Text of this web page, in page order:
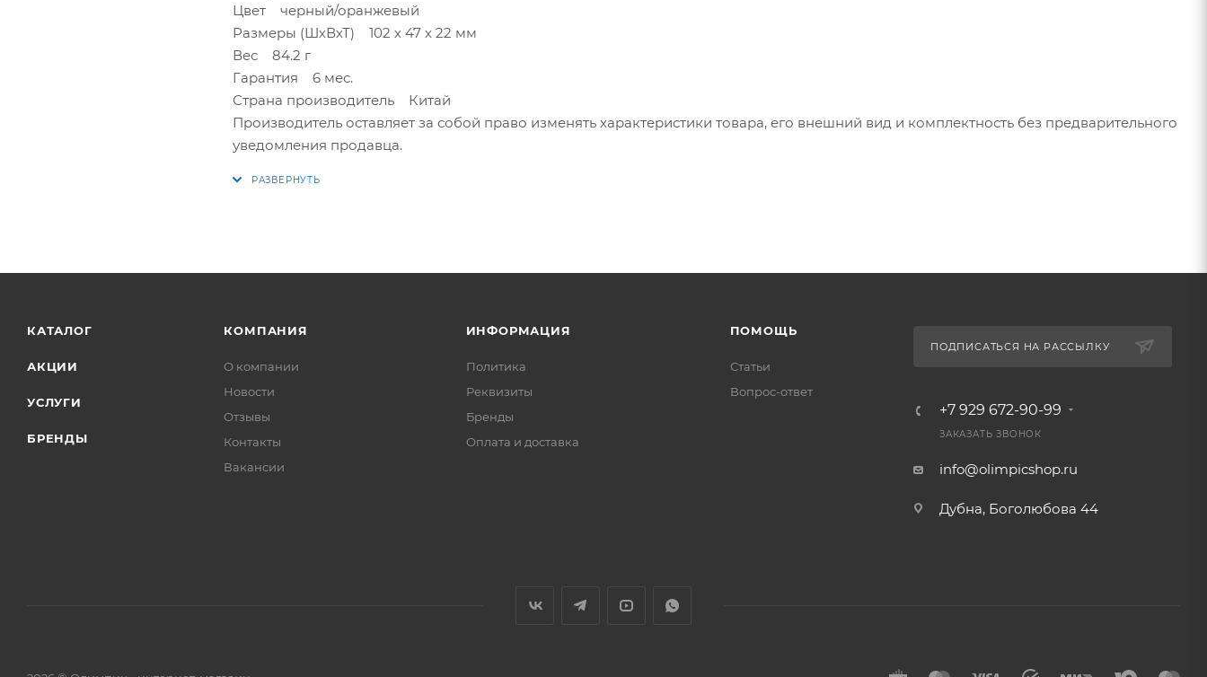
Цвет черный/оранжевый
Размеры (ШхВхТ) 102 х 47 х 22 мм
Вес 84.2 г
Гарантия 6 мес.
Страна производитель Китай
Производитель оставляет за собой право изменять характеристики товара, его внешний вид и комплектность без предварительного
уведомления продавца.
КАТАЛОГ
АКЦИИ
УСЛУГИ
БРЕНДЫ
КОМПАНИЯ
О компании
Новости
Отзывы
Контакты
Вакансии
ИНФОРМАЦИЯ
Политика
Реквизиты
Бренды
Оплата и доставка
ПОМОЩЬ
Статьи
Вопрос-ответ
ПОДПИСАТЬСЯ НА РАССЫЛКУ
+7 929 672-90-99
ЗАКАЗАТЬ ЗВОНОК
info@olimpicshop.ru
Дубна, Боголюбова 44